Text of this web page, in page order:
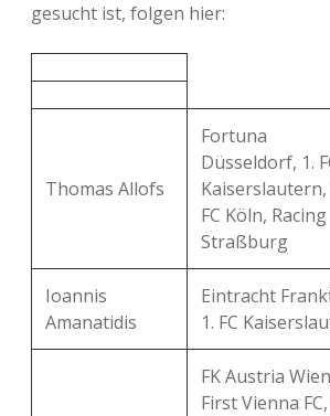
gesucht ist, folgen hier:
Thomas Allofs
Fortuna
Düsseldorf, 1.
Kaiserslautern,
FC Köln, Racing
Straßburg
Ioannis
Amanatidis
Eintracht
1. FC
FK Austria
First Vienna FC,